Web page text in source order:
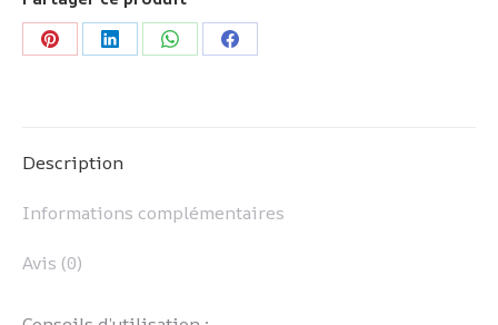
2
PartagerPartagerPartagerPartager
Description
Informations complémentaires
Avis (0)